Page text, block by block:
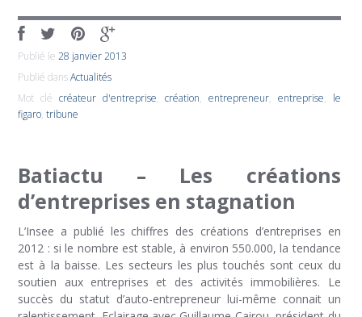
Publié le28 janvier 2013
Publié dansActualités
Mot clé créateur d'entreprise,création,entrepreneur, entreprise, le
figaro,tribune
Batiactu – Les créations
d’entreprises en stagnation
L’Insee a publié les chiffres des créations d’entreprises en
2012 : si le nombre est stable, à environ 550.000, la tendance
est à la baisse. Les secteurs les plus touchés sont ceux du
soutien aux entreprises et des activités immobilières. Le
succès du statut d’auto-entrepreneur lui-même connait un